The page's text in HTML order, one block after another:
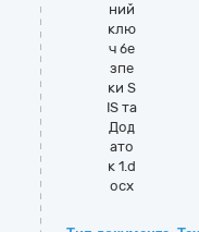
ний
клю
ч бе
зпе
ки S
IS та
Дод
ато
к 1.d
ocx